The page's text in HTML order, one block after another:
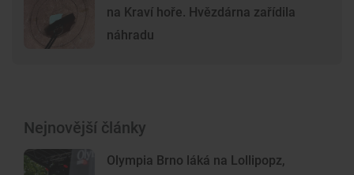
na Kraví hoře. Hvězdárna zařídila
náhradu
Nejnovější články
Olympia Brno láká na Lollipopz,